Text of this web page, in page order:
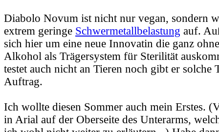
Diabolo Novum ist nicht nur vegan, sondern
extrem geringe Schwermetallbelastung auf.
sich hier um eine neue Innovatin die ganz
Alkohol als Trägersystem für Sterilität
testet auch nicht an Tieren noch gibt er solche
Auftrag.
Ich wollte diesen Sommer auch mein Erstes.
in Arial auf der Oberseite des Unterarms,